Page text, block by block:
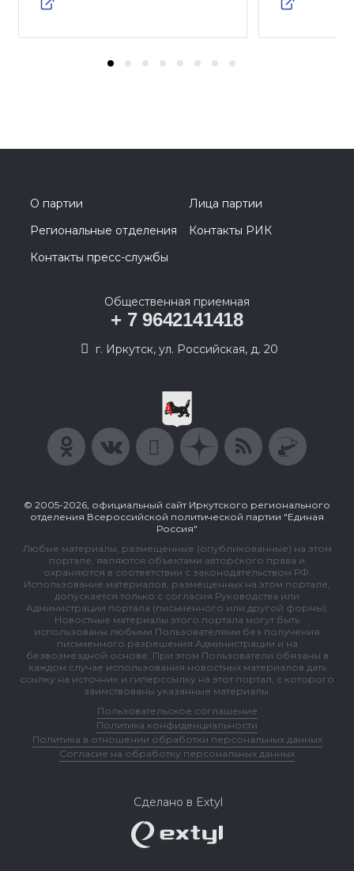
О партии
Лица партии
Региональные отделения
Контакты РИК
Контакты пресс-службы
Общественная приемная
+ 7 9642141418
г. Иркутск, ул. Российская, д. 20
© 2005-2026, официальный сайт Иркутского регионального
отделения Всероссийской политической партии "Единая
Россия"
Любые материалы, размещенные (опубликованные) на этом
портале, являются объектами авторского права и
охраняются в соответствии с законодательством РФ.
Использование материалов, размещенных на этом портале,
допускается только с согласия Руководства или
Администрации портала (письменного или другой формы).
Новостные материалы этого портала могут быть
использованы любыми Пользователями без получения
письменного разрешения Администрации и на
безвозмездной основе. При этом Пользователи обязаны в
каждом случае использования новостных материалов дать
ссылку на источник и гиперссылку на этот портал, с которого
заимствованы указанные материалы.
Пользовательское соглашение
Политика конфиденциальности
Политика в отношении обработки персональных данных
Согласие на обработку персональных данных
Сделано в Extyl